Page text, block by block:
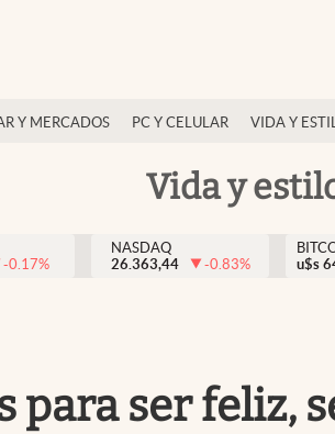
Y MERCADOS PC Y CELULAR VIDA Y
Vida y
-0.17%
NASDAQ
26.363,44
-0.83%
u$s
para ser feliz,